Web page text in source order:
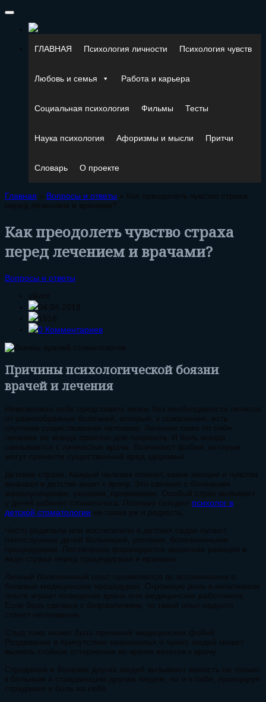
ГЛАВНАЯ Психология личности Психология чувств
Любовь и семья Работа и карьера
Социальная психология Фильмы Тесты
Наука психология Афоризмы и мысли Притчи
Словарь О проекте
Главная » Вопросы и ответы » Как преодолеть чувство страха
перед лечением и врачами?
Как преодолеть чувство страха
перед лечением и врачами?
Вопросы и ответы
vikont
04.04.2019
1516
0 Комментариев
Причины психологической боязни
врачей и лечения
Невозможно себе представить жизнь без необходимости лечится
от разнообразных болезней, которые, к сожалению, есть
спутники существования человека. Лечение само по себе
лечение не всегда приятно для пациента. И боль всегда
связывается с личностью врача. Возникают фобии, которые
могут принести существенный вред здоровью.
Детские страхи. Каждый человек помнит, какие эмоции и чувства
вызывал в детстве визит к врачу. Это связано с болевыми
манипуляциями, уколами, прививками. Особый страх вызывает
у детей кабинет стоматолога. Поэтому сегодня психолог в
детской стоматологии не такая уж и редкость.
Часто родители или воспитатели в детских садах пугают
непослушных детей больницей, уколами, болезненными
процедурами. Постепенно формируется защитная реакция в
виде страха перед процедурами и врачами.
Личный болезненный опыт проявляется во вспоминании о
болевых медицинских процедурах. Огромную роль в негативном
опыте играет поведение врача или медицинских работников.
Если боль связана с безразличием, то такой опыт надолго
станет негативным.
Стыд тоже может быть причиной медицинских фобий.
Раздевание в присутствии незнакомых и чужих людей может
вызвать стойкое отторжение во время визитов к врачу.
Страдания и болезни других людей вызывают жалость не только
к больным и страдающим другим людям, но и к себе, проецируя
страдания и боль на себя.